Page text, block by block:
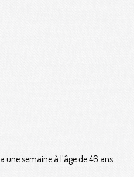
une semaine à l'âge de 46 ans.